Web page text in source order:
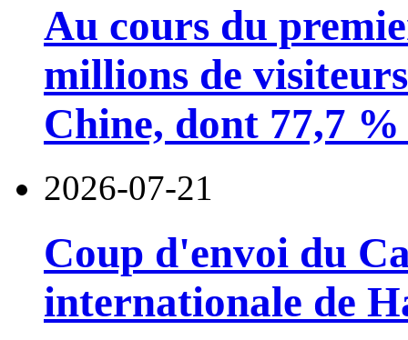
Au cours du
millions de
Chine, dont 77,7 %
2026-07-21
Coup d'envoi du
internationale de